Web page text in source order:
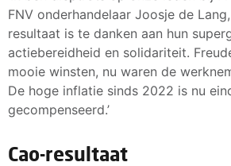
FNV onderhandelaar Joosje de
resultaat is te danken aan hun
actiebereidheid en solidariteit.
mooie winsten, nu waren de
De hoge inflatie sinds 2022 is nu
gecompenseerd.’
Cao-resultaat